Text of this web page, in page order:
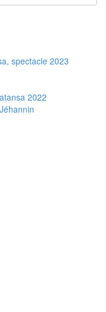
spectacle 2023
2022